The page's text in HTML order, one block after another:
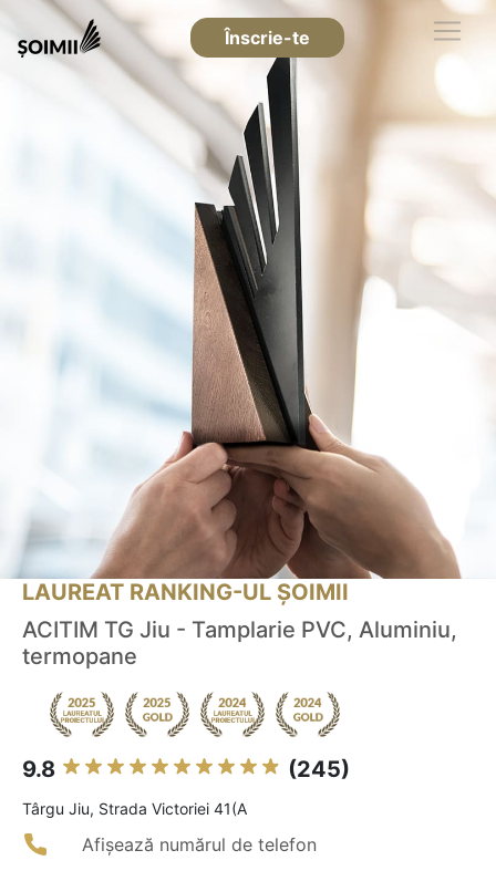
Înscrie-te
LAUREAT RANKING-UL ȘOIMII
ACITIM TG Jiu - Tamplarie PVC, Aluminiu,
termopane
9.8 (245)
Târgu Jiu, Strada Victoriei 41(A
Afișează numărul de telefon